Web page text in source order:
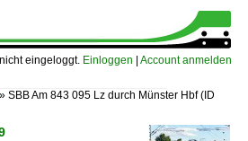
eingeloggt. Einloggen Account anmelden
» SBB Am 843 095 Lz durch Münster Hbf(ID